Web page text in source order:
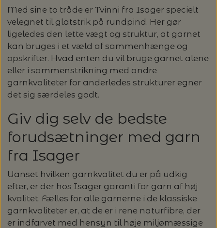
Med sine to tråde er Tvinni fra Isager specielt
velegnet til glatstrik på rundpind. Her gør
ligeledes den lette vægt og struktur, at garnet
kan bruges i et væld af sammenhænge og
opskrifter. Hvad enten du vil bruge garnet alene
eller i sammenstrikning med andre
garnkvaliteter for anderledes strukturer egner
det sig særdeles godt.
Giv dig selv de bedste
forudsætninger med garn
fra Isager
Uanset hvilken garnkvalitet du er på udkig
efter, er der hos Isager garanti for garn af høj
kvalitet. Fælles for alle garnerne i de klassiske
garnkvaliteter er, at de er i rene naturfibre, der
er indfarvet med hensyn til høje miljømæssige